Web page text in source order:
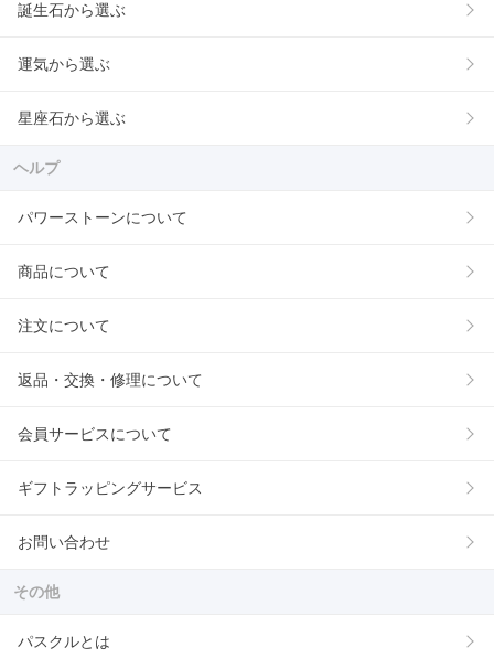
誕生石から選ぶ
運気から選ぶ
星座石から選ぶ
ヘルプ
パワーストーンについて
商品について
注文について
返品・交換・修理について
会員サービスについて
ギフトラッピングサービス
お問い合わせ
その他
パスクルとは